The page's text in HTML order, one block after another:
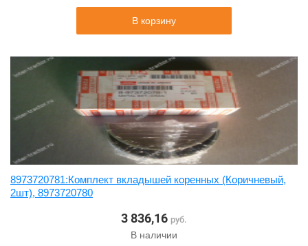
В корзину
8973720781:Комплект вкладышей коренных (Коричневый,
2шт), 8973720780
3 836,16 руб.
В наличии